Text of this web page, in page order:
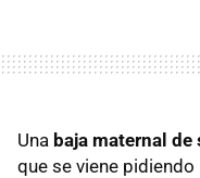
Una baja maternal de
que se viene pidiendo